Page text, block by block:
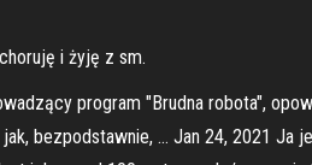
i żyję z sm.
program "Brudna robota",
bezpodstawnie, … Jan 24, 2021 Ja